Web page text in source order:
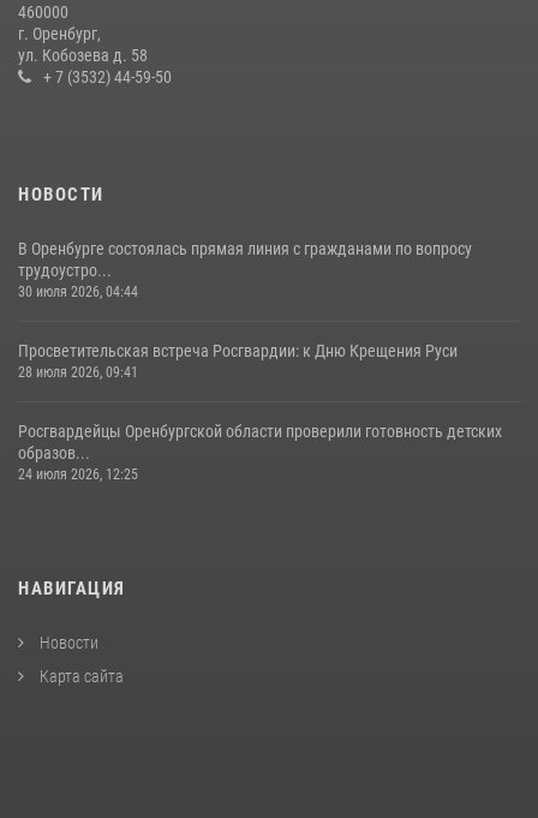
День образования финансово-экономической службы Росгвардии
06 июля 2026, 14:45
460000
г. Оренбург,
ул. Кобозева д. 58
+ 7 (3532) 44-59-50
НОВОСТИ
В Оренбурге состоялась прямая линия с гражданами по вопросу
трудоустро...
30 июля 2026, 04:44
Просветительская встреча Росгвардии: к Дню Крещения Руси
28 июля 2026, 09:41
Росгвардейцы Оренбургской области проверили готовность детских
образов...
24 июля 2026, 12:25
НАВИГАЦИЯ
Новости
Карта сайта